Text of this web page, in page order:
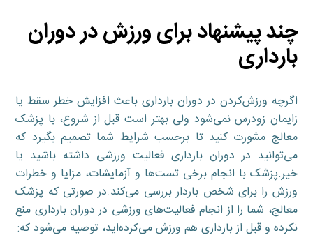
چند پیشنهاد برای ورزش در دوران
بارداری
اگرچه ورزش‌کردن در دوران بارداری باعث افزایش خطر سقط یا
زایمان زودرس نمی‌شود ولی بهتر است قبل از شروع، با پزشک
معالج مشورت کنید تا برحسب شرایط شما تصمیم بگیرد که
می‌توانید در دوران بارداری فعالیت ورزشی داشته باشید یا
خیر.پزشک با انجام برخی تست‌ها و آزمایشات، مزایا و خطرات
ورزش را برای شخص باردار بررسی می‌کند.در صورتی که پزشک
معالج، شما را از انجام فعالیت‌های ورزشی در دوران بارداری منع
نکرده و قبل از بارداری هم ورزش می‌کرده‌اید، توصیه می‌شود که: